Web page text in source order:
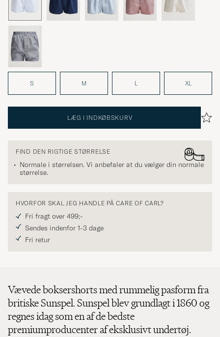
S M L XL
LÆG I INDKØBSKURV
FIND DEN RIGTIGE STØRRELSE
Normale i størrelsen. Vi anbefaler at du vælger din normale
størrelse.
HVORFOR SKAL JEG HANDLE PÅ CARE OF CARL?
Fri fragt over 499;-
Sendes indenfor 1-3 dage
Fri retur
Vævede boksershorts med rummelig pasform fra
britiske Sunspel. Sunspel blev grundlagt i 1860 og
regnes idag som en af de bedste
premiumproducenter af eksklusivt undertøj.